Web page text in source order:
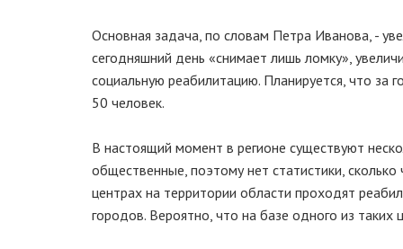
Основная задача, по словам Петра Иванова, -
сегодняшний день «снимает лишь ломку»,
социальную реабилитацию. Планируется, что за
50 человек.
В настоящий момент в регионе существуют
общественные, поэтому нет статистики,
центрах на территории области проходят
городов. Вероятно, что на базе одного из таких